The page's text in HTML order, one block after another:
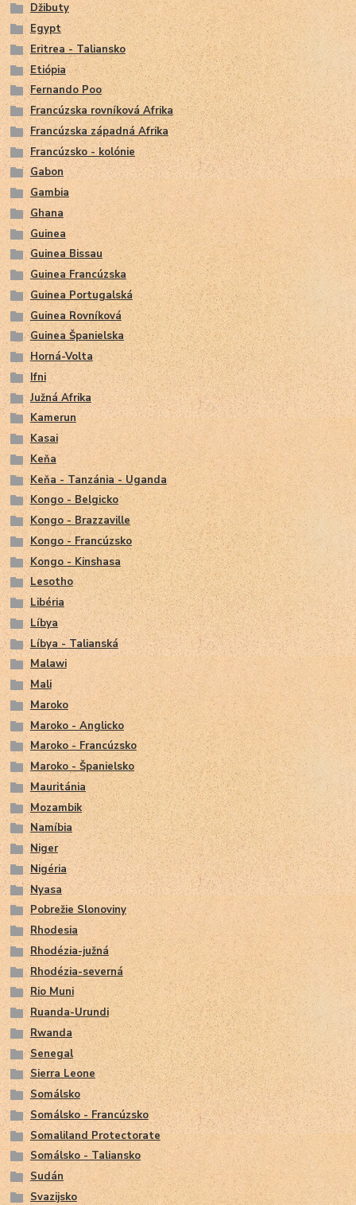
Džibuty
Egypt
Eritrea - Taliansko
Etiópia
Fernando Poo
Francúzska rovníková Afrika
Francúzska západná Afrika
Francúzsko - kolónie
Gabon
Gambia
Ghana
Guinea
Guinea Bissau
Guinea Francúzska
Guinea Portugalská
Guinea Rovníková
Guinea Španielska
Horná-Volta
Ifni
Južná Afrika
Kamerun
Kasai
Keňa
Keňa - Tanzánia - Uganda
Kongo - Belgicko
Kongo - Brazzaville
Kongo - Francúzsko
Kongo - Kinshasa
Lesotho
Libéria
Líbya
Líbya - Talianská
Malawi
Mali
Maroko
Maroko - Anglicko
Maroko - Francúzsko
Maroko - Španielsko
Mauritánia
Mozambik
Namíbia
Niger
Nigéria
Nyasa
Pobrežie Slonoviny
Rhodesia
Rhodézia-južná
Rhodézia-severná
Rio Muni
Ruanda-Urundi
Rwanda
Senegal
Sierra Leone
Somálsko
Somálsko - Francúzsko
Somaliland Protectorate
Somálsko - Taliansko
Sudán
Svazijsko